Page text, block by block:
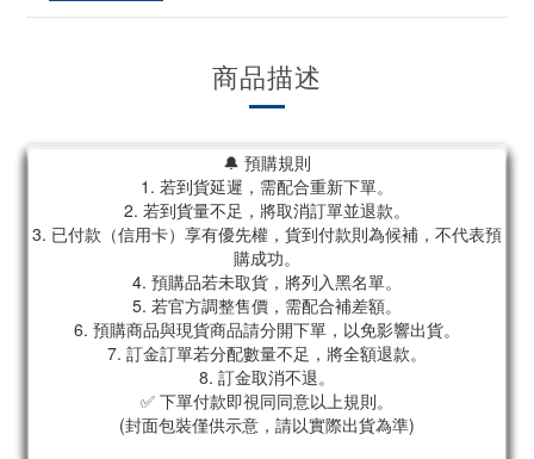
商品描述
🔔 預購規則
1. 若到貨延遲，需配合重新下單。
2. 若到貨量不足，將取消訂單並退款。
3. 已付款（信用卡）享有優先權，貨到付款則為候補，不代表預
購成功。
4. 預購品若未取貨，將列入黑名單。
5. 若官方調整售價，需配合補差額。
6. 預購商品與現貨商品請分開下單，以免影響出貨。
7. 訂金訂單若分配數量不足，將全額退款。
8. 訂金取消不退。
✅ 下單付款即視同同意以上規則。
(封面包裝僅供示意，請以實際出貨為準)